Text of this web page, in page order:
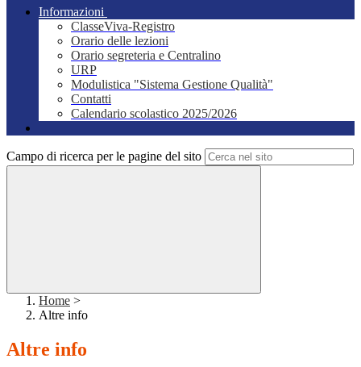
Informazioni
ClasseViva-Registro
Orario delle lezioni
Orario segreteria e Centralino
URP
Modulistica "Sistema Gestione Qualità"
Contatti
Calendario scolastico 2025/2026
Campo di ricerca per le pagine del sito
Home >
Altre info
Altre info